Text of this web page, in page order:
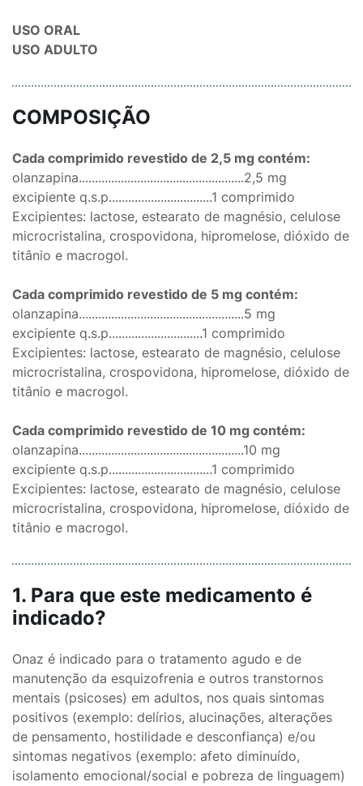
USO ORAL
USO ADULTO
COMPOSIÇÃO
Cada comprimido revestido de 2,5 mg contém:
olanzapina...................................................2,5 mg
excipiente q.s.p................................1 comprimido
Excipientes: lactose, estearato de magnésio, celulose
microcristalina, crospovidona, hipromelose, dióxido de
titânio e macrogol.
Cada comprimido revestido de 5 mg contém:
olanzapina...................................................5 mg
excipiente q.s.p.............................1 comprimido
Excipientes: lactose, estearato de magnésio, celulose
microcristalina, crospovidona, hipromelose, dióxido de
titânio e macrogol.
Cada comprimido revestido de 10 mg contém:
olanzapina...................................................10 mg
excipiente q.s.p................................1 comprimido
Excipientes: lactose, estearato de magnésio, celulose
microcristalina, crospovidona, hipromelose, dióxido de
titânio e macrogol.
1. Para que este medicamento é
indicado?
Onaz é indicado para o tratamento agudo e de
manutenção da esquizofrenia e outros transtornos
mentais (psicoses) em adultos, nos quais sintomas
positivos (exemplo: delírios, alucinações, alterações
de pensamento, hostilidade e desconfiança) e/ou
sintomas negativos (exemplo: afeto diminuído,
isolamento emocional/social e pobreza de linguagem)